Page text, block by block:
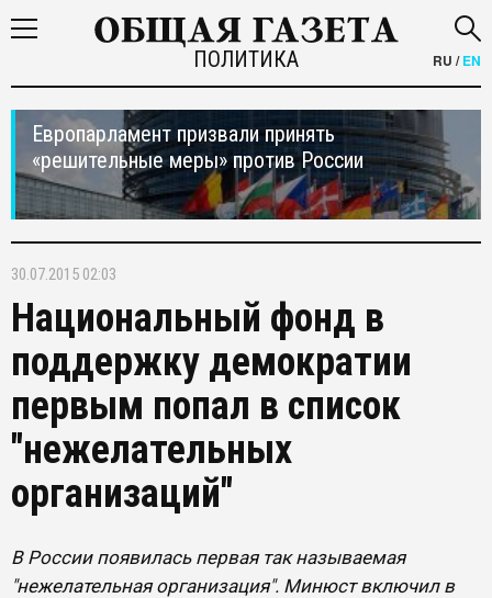
ПОЛИТИКА RU /EN
Европарламент призвали принять
«решительные меры» против России
30.07.2015 02:03
Национальный фонд в
поддержку демократии
первым попал в список
"нежелательных
организаций"
В России появилась первая так называемая
"нежелательная организация". Минюст включил в